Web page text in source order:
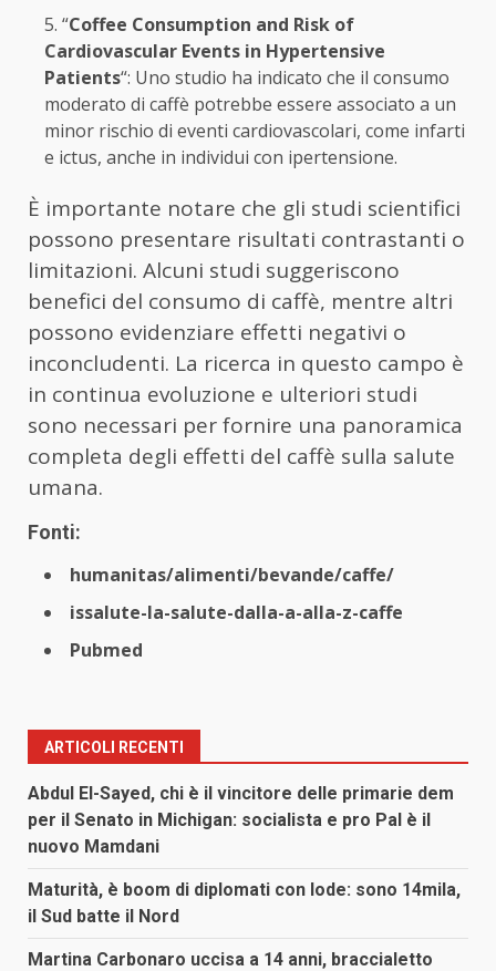
“Coffee Consumption and Risk of
Cardiovascular Events in Hypertensive
Patients“: Uno studio ha indicato che il consumo
moderato di caffè potrebbe essere associato a un
minor rischio di eventi cardiovascolari, come infarti
e ictus, anche in individui con ipertensione.
È importante notare che gli studi scientifici
possono presentare risultati contrastanti o
limitazioni. Alcuni studi suggeriscono
benefici del consumo di caffè, mentre altri
possono evidenziare effetti negativi o
inconcludenti. La ricerca in questo campo è
in continua evoluzione e ulteriori studi
sono necessari per fornire una panoramica
completa degli effetti del caffè sulla salute
umana.
Fonti:
humanitas/alimenti/bevande/caffe/
issalute-la-salute-dalla-a-alla-z-caffe
Pubmed
ARTICOLI RECENTI
Abdul El-Sayed, chi è il vincitore delle primarie dem
per il Senato in Michigan: socialista e pro Pal è il
nuovo Mamdani
Maturità, è boom di diplomati con lode: sono 14mila,
il Sud batte il Nord
Martina Carbonaro uccisa a 14 anni, braccialetto